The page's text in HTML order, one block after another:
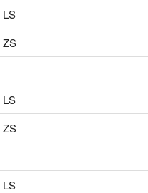
LS
ZS
LS
ZS
LS